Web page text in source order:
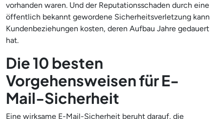
vorhanden waren. Und der Reputationsschaden durch eine
öffentlich bekannt gewordene Sicherheitsverletzung kann
Kundenbeziehungen kosten, deren Aufbau Jahre gedauert
hat.
Die 10 besten
Vorgehensweisen für E-
Mail-Sicherheit
Eine wirksame E-Mail-Sicherheit beruht darauf, die